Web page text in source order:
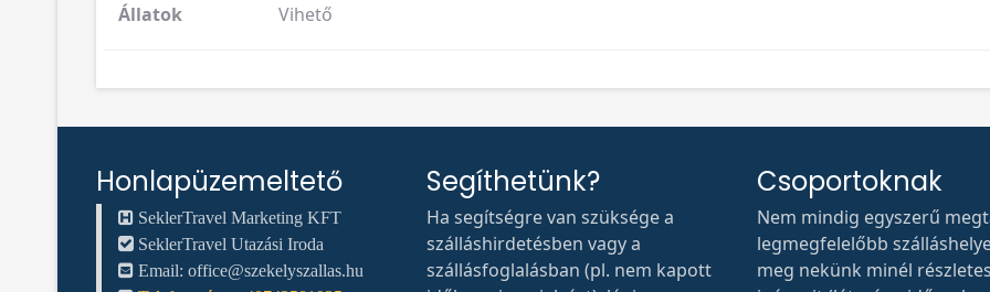
Állatok Vihető
Honlapüzemeltető
SeklerTravel Marketing KFT
SeklerTravel Utazási Iroda
Email: office@szekelyszallas.hu
Segíthetünk?
Ha segítségre van szüksége a
szálláshirdetésben vagy a
szállásfoglalásban (pl. nem kapott
Csoportoknak
Nem mindig egyszerű
legmegfelelőbb
meg nekünk minél